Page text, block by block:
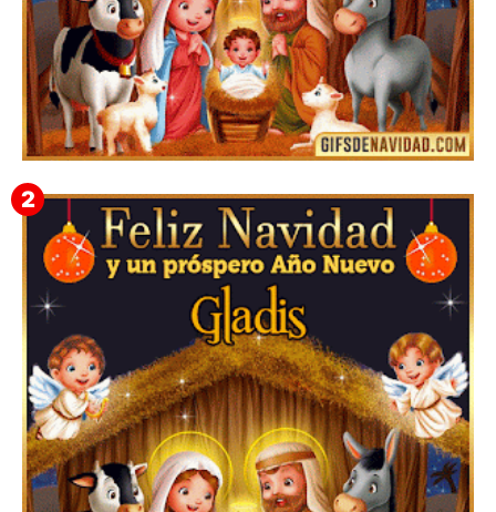
Feliz Navidad y próspero Año Nuevo Edmunda